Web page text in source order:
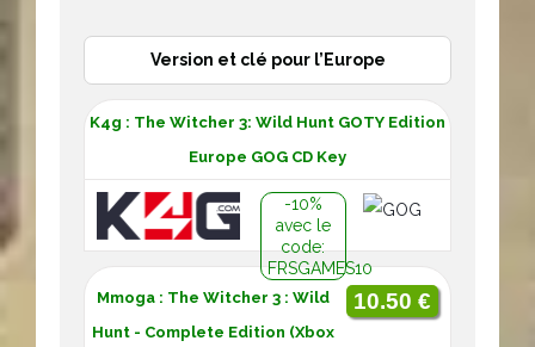
Version et clé pour l’Europe
K4g : The Witcher 3: Wild Hunt GOTY Edition
Europe GOG CD Key
-10%
avec le
code:
FRSGAMES10
10.50 €
Mmoga : The Witcher 3 : Wild
Hunt - Complete Edition (Xbox